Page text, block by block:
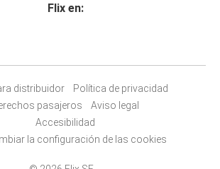
Flix en:
distribuidor
Política de privacidad
pasajeros
Aviso legal
Accesibilidad
la configuración de las cookies